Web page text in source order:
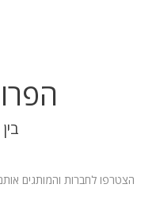
הצטרפו לחברות והמותגים